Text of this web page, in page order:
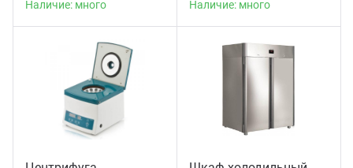
Наличие: много Наличие: много